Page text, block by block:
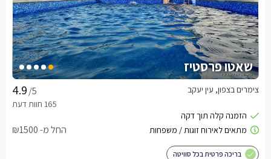
שאטו פרסטיז
/5 צימרים בצפון, עין יעקב
החל מ- ₪1500
בריכה פרטית בכל סוויטה